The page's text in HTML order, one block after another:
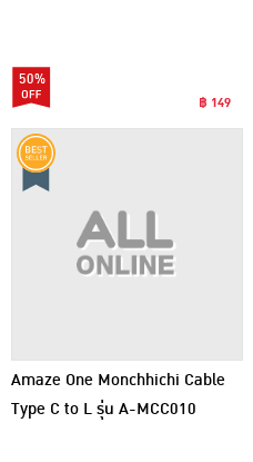
50%
฿ 149
Amaze One Monchhichi Cable
Type C to L รุ่น A-MCC010